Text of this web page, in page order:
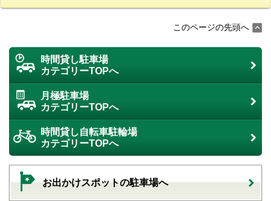
このページの先頭へ
時間貸し駐車場
カテゴリーTOPへ
月極駐車場
カテゴリーTOPへ
時間貸し自転車駐輪場
カテゴリーTOPへ
お出かけスポットの駐車場へ